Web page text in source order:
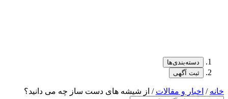
دسته‌بندی‌ها
ثبت آگهی
خانه / اخبار و مقالات / از شیشه های دست ساز چه می دانید؟